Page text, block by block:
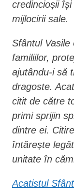
credincioșii
mijlocirii sale.
Sfântul
familiilor,
ajutându-i să
dragoste.
citit de către
primi sprijin
dintre ei.
întărește
unitate în
Acatistul